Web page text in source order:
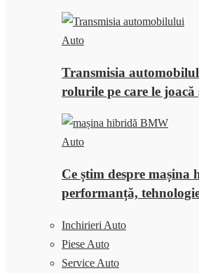
Auto
Transmisia
rolurile pe care le
Auto
Ce știm despre
performanță,
Inchirieri Auto
Piese Auto
Service Auto